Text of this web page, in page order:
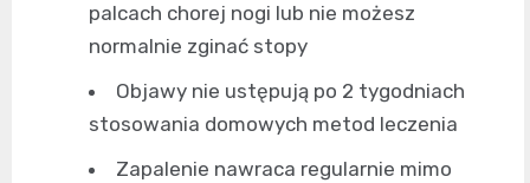
palcach chorej nogi lub nie możesz
normalnie zginać stopy
Objawy nie ustępują po 2 tygodniach
stosowania domowych metod leczenia
Zapalenie nawraca regularnie mimo